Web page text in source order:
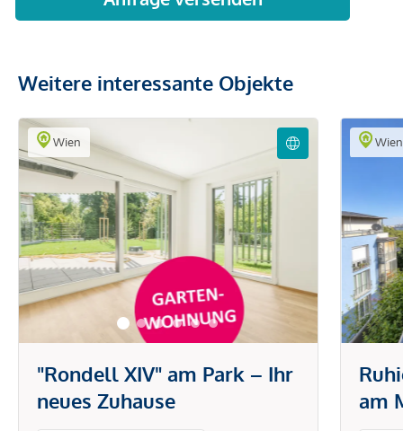
Weitere interessante Objekte
Wien
"Rondell XIV" am Park – Ihr
neues Zuhause
Wien
am